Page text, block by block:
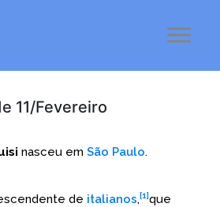
11/Fevereiro
nasceu em São Paulo.
de italianos,[1]que